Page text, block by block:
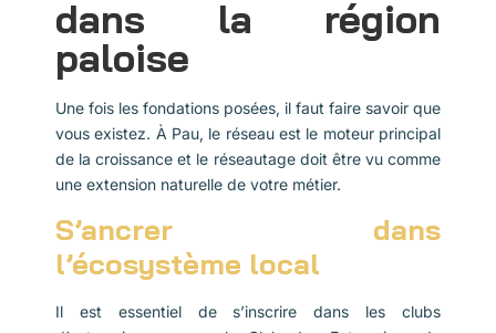
dans la région
paloise
Une fois les fondations posées, il faut faire savoir que
vous existez. À Pau, le réseau est le moteur principal
de la croissance et le réseautage doit être vu comme
une extension naturelle de votre métier.
S’ancrer dans
l’écosystème local
Il est essentiel de s’inscrire dans les clubs